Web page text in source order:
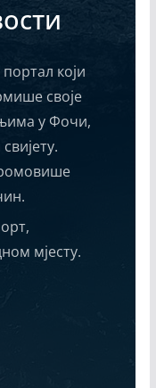
који
своје
у Фочи,
мјесту.